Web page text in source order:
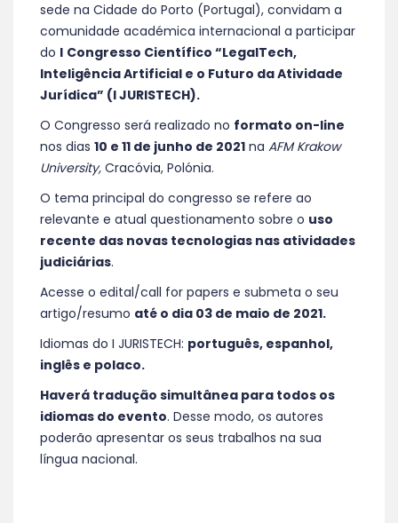
sede na Cidade do Porto (Portugal), convidam a
comunidade académica internacional a participar
do I Congresso Científico “LegalTech,
Inteligência Artificial e o Futuro da Atividade
Jurídica” (I JURISTECH).
O Congresso será realizado no formato on-line
nos dias 10 e 11 de junho de 2021 na AFM Krakow
University, Cracóvia, Polónia.
O tema principal do congresso se refere ao
relevante e atual questionamento sobre o uso
recente das novas tecnologias nas atividades
judiciárias.
Acesse o edital/call for papers e submeta o seu
artigo/resumo até o dia 03 de maio de 2021.
Idiomas do I JURISTECH: português, espanhol,
inglês e polaco.
Haverá tradução simultânea para todos os
idiomas do evento. Desse modo, os autores
poderão apresentar os seus trabalhos na sua
língua nacional.